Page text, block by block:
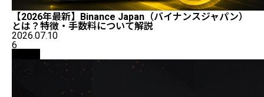
【2026年最新】Binance Japan（バイナンスジャパン）
とは？特徴・手数料について解説
2026.07.10
6